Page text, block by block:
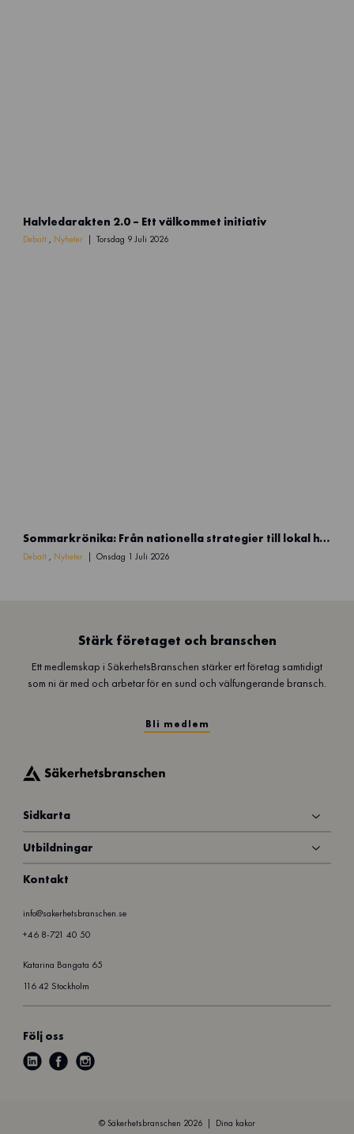
a
m
Halvledarakten 2.0 – Ett välkommet initiativ
Debatt , Nyheter Torsdag 9 Juli 2026
o
m
Sommarkrönika: Från nationella strategier till lokal handlingskraft
Debatt Nyheter Onsdag 1 Juli 2026
Stärk företaget och branschen
Ett medlemskap i SäkerhetsBranschen stärker ert företag samtidigt
som ni är med och arbetar för en sund och välfungerande bransch.
Bli medlem
Sidkarta
Utbildningar
Kontakt
info@sakerhetsbranschen.se
+46 8-721 40 50
Katarina Bangata 65
116 42 Stockholm
Följ oss
l
f
i
© Säkerhetsbranschen 2026 Dina kakor